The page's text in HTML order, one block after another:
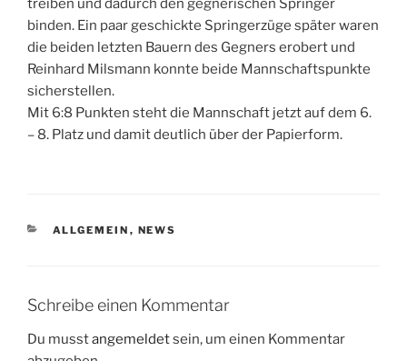
treiben und dadurch den gegnerischen Springer
binden. Ein paar geschickte Springerzüge später waren
die beiden letzten Bauern des Gegners erobert und
Reinhard Milsmann konnte beide Mannschaftspunkte
sicherstellen.
Mit 6:8 Punkten steht die Mannschaft jetzt auf dem 6.
– 8. Platz und damit deutlich über der Papierform.
KATEGORIEN
ALLGEMEIN , NEWS
Schreibe einen Kommentar
Du musstangemeldetsein, um einen Kommentar